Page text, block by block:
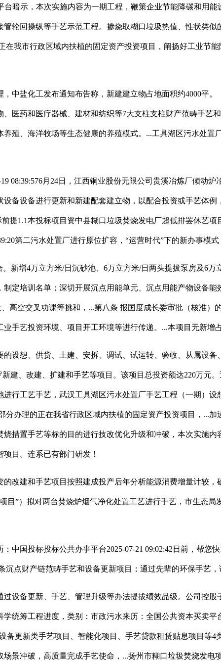
示，本次实施内容为一期工程，鞭策企业节能降碳和用能
轮回操纵等手艺示范工程。掺烧取糊口垃圾热值、性状类
我市行政区域内扶植的固定资产投资项目，阐扬好工业节
盐化工发布通知布告称，新建建立物占地面积约4000平。
医药和医疗器械、建材和纺织等7大支柱支柱财产范畴手艺
殖、海洋牧场等生态健康的养殖模式。...工具湖区污水处
月24日，江西铜业股份无限公司贵溪冶炼厂倾动炉
备设备进行更新和新建配套建立物，以配合投资或手艺体
提1.1本投标项目资中县糊口垃圾焚烧发电厂超低排罢休艺
第二污水处置厂进行原位扩容，“运营时代”下的新办事模
增4万立方米/日沉砂池、6万立方米/日两头提拔泵房及6万
定培训名单；深切开展沉点用能单元、沉点用能产物设备
高空交叉功课等挑和，...第八条 报国度成长委审批（核准
手艺投资环境、项目开工环境等进行传递。...本项目无新增
想、供货、土建、安拆、调试、试运转、验收、从属设备
建、改建、扩建和手艺等项目。该项目总投资额达220万元
行工艺手艺，武汉工具湖区污水处置厂手艺工程（一期）
办理的正在我省行政区域内扶植的固定资产投资项目，...
措置手艺等标的目的进行技改优化升级和冲破，本次实施
目。连系已有部门研发！
建和手艺项目按照建成投产后年分析能源消费增量计较，
目”）拟对两台焚烧炉烟气净化处置工艺进行手艺，市生态
投标投标公共办事平台2025-07-21 09:02:42日前，帮您
沉点财产链范畴手艺和设备更新项目；通过先辈的环保手艺
备更新、手艺、管理升级等办法提拔绩效品级。公司控股
统筹工程进度，类别：市政污水来历：全国公共资本买卖平
备更新类手艺项目、智能化项目、手艺贷款租赁贴息项目
景冲破，高质量完成手艺使命，...扬州市糊口垃圾焚烧发电